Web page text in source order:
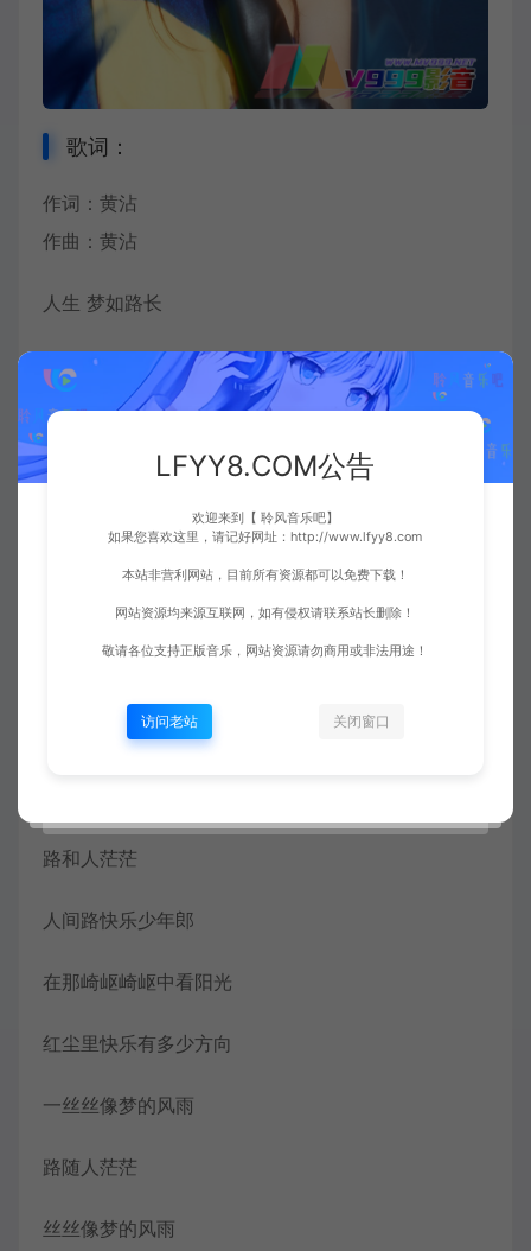
歌词：
作词：黄沾
作曲：黄沾
人生 梦如路长
让那风霜风霜留脸上
红尘里 美梦有多少方向
找痴痴梦幻的心爱
路随人茫茫
人生是 梦的延长
何从何去觅我心中方向
路和人茫茫
人间路快乐少年郎
在那崎岖崎岖中看阳光
红尘里快乐有多少方向
一丝丝像梦的风雨
路随人茫茫
丝丝像梦的风雨
LFYY8.COM公告
欢迎来到【 聆风音乐吧】
如果您喜欢这里，请记好网址：http://www.lfyy8.com
本站非营利网站，目前所有资源都可以免费下载！
网站资源均来源互联网，如有侵权请联系站长删除！
敬请各位支持正版音乐，网站资源请勿商用或非法用途！
访问老站 关闭窗口